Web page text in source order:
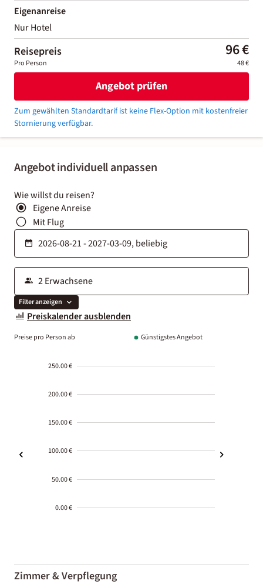
Angebot individuell anpassen
Wie willst du reisen?
Eigene Anreise
Mit Flug
Filter anzeigen
Preiskalender ausblenden
Preise pro Person ab Günstigstes Angebot
250.00 €
200.00 €
150.00 €
100.00 €
50.00 €
0.00 €
01-02
Zimmer & Verpflegung
Eigenanreise
Nur Hotel
Reisepreis 96 €
Pro Person 48 €
Angebot prüfen
Zum gewählten Standardtarif ist keine Flex-Option mit kostenfreier
Stornierung verfügbar.